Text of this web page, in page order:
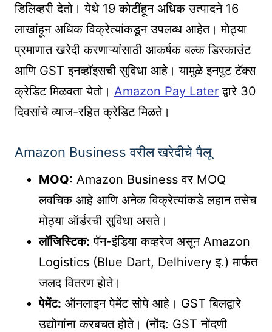
डिलिव्हरी देतो। येथे 19 कोटींहून अधिक उत्पादने 16
लाखांहून अधिक विक्रेत्यांकडून उपलब्ध आहेत। मोठ्या
प्रमाणात खरेदी करणाऱ्यांसाठी आकर्षक बल्क डिस्काउंट
आणि GST इनव्हॉइसची सुविधा आहे। यामुळे इनपुट टॅक्स
क्रेडिट मिळवता येतो। Amazon Pay Later द्वारे 30
दिवसांचे व्याज-रहित क्रेडिट मिळते।
Amazon Business वरील खरेदीचे पैलू
MOQ: Amazon Business वर MOQ
लवचिक आहे आणि अनेक विक्रेत्यांकडे लहान तसेच
मोठ्या ऑर्डरची सुविधा असते।
लॉजिस्टिक: पॅन-इंडिया कव्हरेज असून Amazon
Logistics (Blue Dart, Delhivery इ.) मार्फत
जलद वितरण होते।
पेमेंट: ऑनलाइन पेमेंट सोपे आहे। GST बिलद्वारे
उद्योगांना करबचत होते। (नोंद: GST नोंदणी